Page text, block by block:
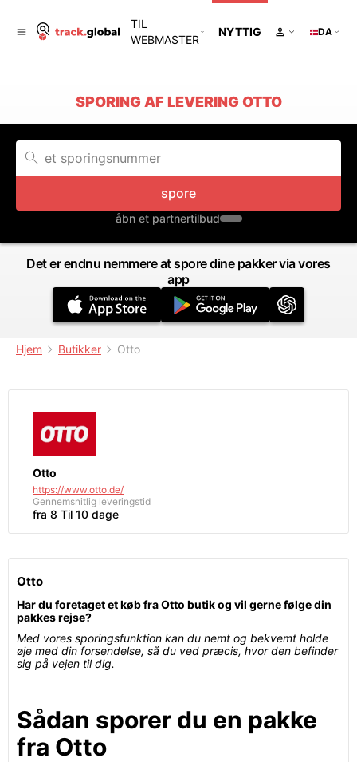
TIL
WEBMASTER
NYTTIG DA
SPORING AF LEVERING OTTO
spore
åbn et partnertilbud
Det er endnu nemmere at spore dine pakker via vores
app
Hjem Butikker Otto
Otto
https://www.otto.de/
Gennemsnitlig leveringstid
fra 8 Til 10 dage
Otto
Har du foretaget et køb fra Otto butik og vil gerne følge din
pakkes rejse?
Med vores sporingsfunktion kan du nemt og bekvemt holde
øje med din forsendelse, så du ved præcis, hvor den befinder
sig på vejen til dig.
Sådan sporer du en pakke
fra Otto